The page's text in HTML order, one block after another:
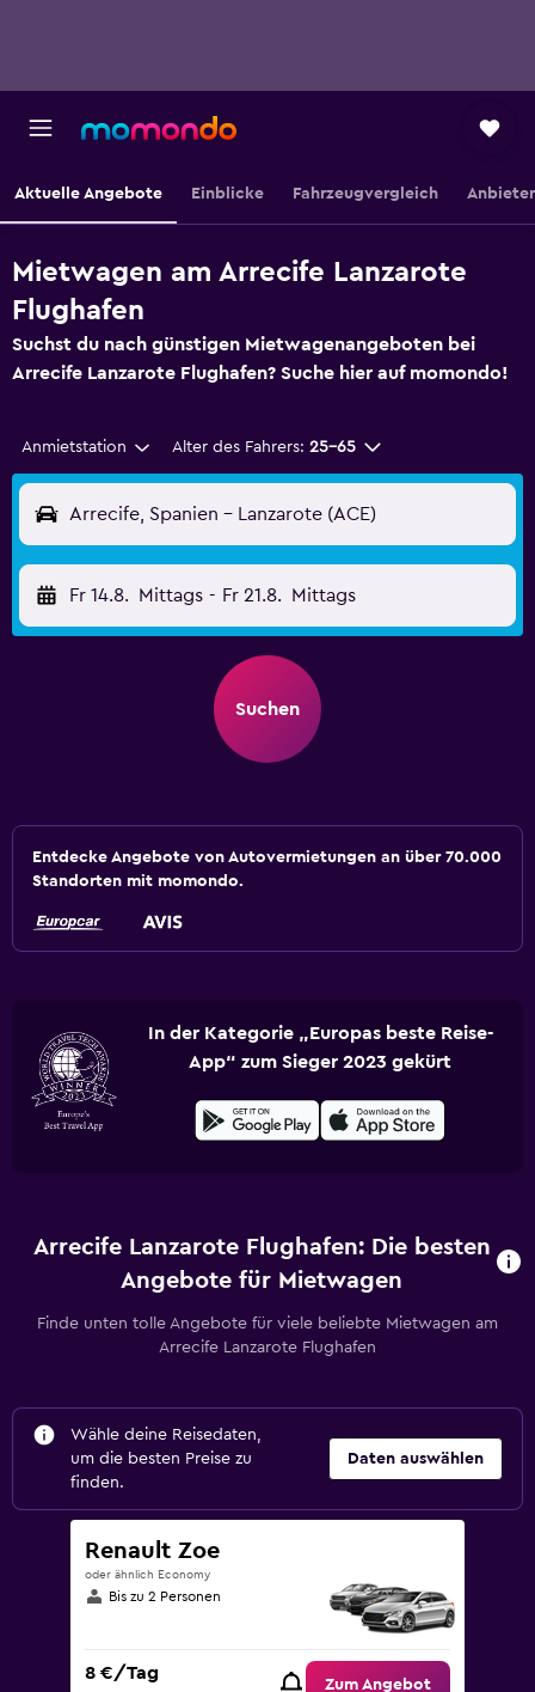
Aktuelle Angebote Einblicke Fahrzeugvergleich
Mietwagen am Arrecife Lanzarote
Flughafen
Suchst du nach günstigen Mietwagenangeboten bei
Arrecife Lanzarote Flughafen? Suche hier auf momondo!
Anmietstation Alter des Fahrers: 25-65
Arrecife, Spanien - Lanzarote (ACE)
Fr 14.8. Mittags - Fr 21.8. Mittags
Suchen
Entdecke Angebote von Autovermietungen an über 70.000
Standorten mit momondo.
In der Kategorie „Europas beste Reise-
App“ zum Sieger 2023 gekürt
Arrecife Lanzarote Flughafen: Die besten
Angebote für Mietwagen
Finde unten tolle Angebote für viele beliebte Mietwagen am
Arrecife Lanzarote Flughafen
Wähle deine Reisedaten,
um die besten Preise zu
finden.
Daten auswählen
Renault Zoe
oder ähnlich Economy
Bis zu 2 Personen
8 €/Tag
Zum Angebot